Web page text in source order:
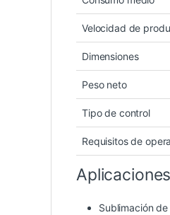
Velocidad de
Dimensiones
Peso neto
Tipo de control
Requisitos de
Sublimación